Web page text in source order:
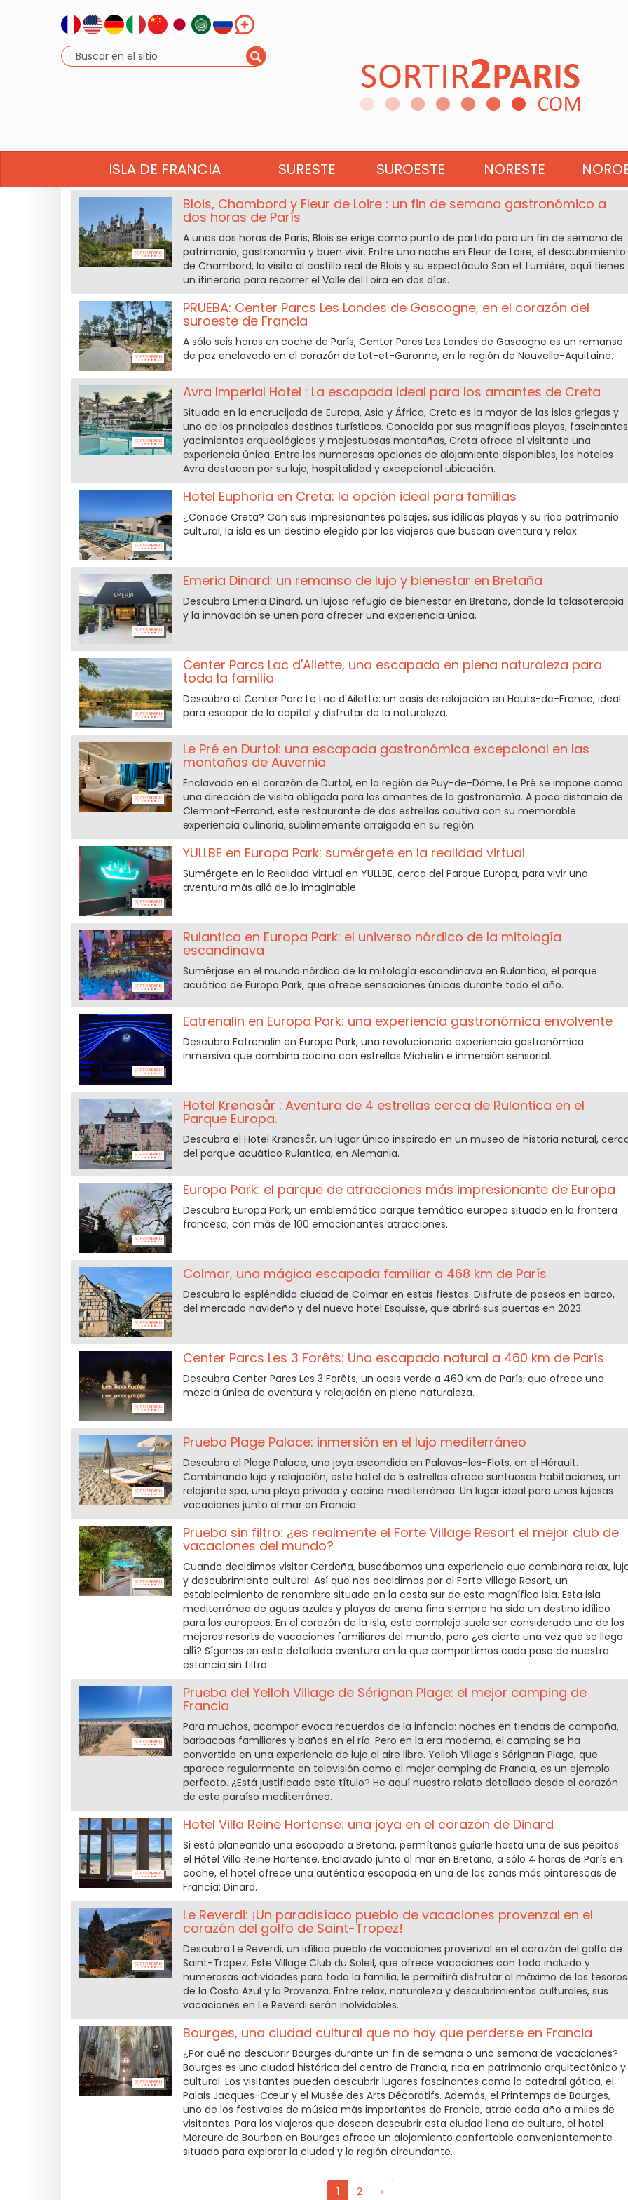
ISLA DE FRANCIA SURESTE SUROESTE NORESTE
PROBADO POR EL EQUIPO EDITORIAL
Blois, Chambord y Fleur de Loire : un fin de semana gastronómico a
dos horas de París
A unas dos horas de París, Blois se erige como punto de partida para un fin de semana de
patrimonio, gastronomía y buen vivir. Entre una noche en Fleur de Loire, el descubrimiento
de Chambord, la visita al castillo real de Blois y su espectáculo Son et Lumière, aquí tienes
un itinerario para recorrer el Valle del Loira en dos días.
PRUEBA: Center Parcs Les Landes de Gascogne, en el corazón del
suroeste de Francia
A sólo seis horas en coche de París, Center Parcs Les Landes de Gascogne es un remanso
de paz enclavado en el corazón de Lot-et-Garonne, en la región de Nouvelle-Aquitaine.
Avra Imperial Hotel : La escapada ideal para los amantes de Creta
Situada en la encrucijada de Europa, Asia y África, Creta es la mayor de las islas griegas y
uno de los principales destinos turísticos. Conocida por sus magníficas playas, fascinantes
yacimientos arqueológicos y majestuosas montañas, Creta ofrece al visitante una
experiencia única. Entre las numerosas opciones de alojamiento disponibles, los hoteles
Avra destacan por su lujo, hospitalidad y excepcional ubicación.
Hotel Euphoria en Creta: la opción ideal para familias
¿Conoce Creta? Con sus impresionantes paisajes, sus idílicas playas y su rico patrimonio
cultural, la isla es un destino elegido por los viajeros que buscan aventura y relax.
Emeria Dinard: un remanso de lujo y bienestar en Bretaña
Descubra Emeria Dinard, un lujoso refugio de bienestar en Bretaña, donde la talasoterapia
y la innovación se unen para ofrecer una experiencia única.
Center Parcs Lac d'Ailette, una escapada en plena naturaleza para
toda la familia
Descubra el Center Parc Le Lac d'Ailette: un oasis de relajación en Hauts-de-France, ideal
para escapar de la capital y disfrutar de la naturaleza.
Le Pré en Durtol: una escapada gastronómica excepcional en las
montañas de Auvernia
Enclavado en el corazón de Durtol, en la región de Puy-de-Dôme, Le Pré se impone como
una dirección de visita obligada para los amantes de la gastronomía. A poca distancia de
Clermont-Ferrand, este restaurante de dos estrellas cautiva con su memorable
experiencia culinaria, sublimemente arraigada en su región.
YULLBE en Europa Park: sumérgete en la realidad virtual
Sumérgete en la Realidad Virtual en YULLBE, cerca del Parque Europa, para vivir una
aventura más allá de lo imaginable.
Rulantica en Europa Park: el universo nórdico de la mitología
escandinava
Sumérjase en el mundo nórdico de la mitología escandinava en Rulantica, el parque
acuático de Europa Park, que ofrece sensaciones únicas durante todo el año.
Eatrenalin en Europa Park: una experiencia gastronómica envolvente
Descubra Eatrenalin en Europa Park, una revolucionaria experiencia gastronómica
inmersiva que combina cocina con estrellas Michelin e inmersión sensorial.
Hotel Krønasår : Aventura de 4 estrellas cerca de Rulantica en el
Parque Europa.
Descubra el Hotel Krønasår, un lugar único inspirado en un museo de historia natural,
del parque acuático Rulantica, en Alemania.
Europa Park: el parque de atracciones más impresionante de Europa
Descubra Europa Park, un emblemático parque temático europeo situado en la frontera
francesa, con más de 100 emocionantes atracciones.
Colmar, una mágica escapada familiar a 468 km de París
Descubra la espléndida ciudad de Colmar en estas fiestas. Disfrute de paseos en barco,
del mercado navideño y del nuevo hotel Esquisse, que abrirá sus puertas en 2023.
Center Parcs Les 3 Forêts: Una escapada natural a 460 km de París
Descubra Center Parcs Les 3 Forêts, un oasis verde a 460 km de París, que ofrece una
mezcla única de aventura y relajación en plena naturaleza.
Prueba Plage Palace: inmersión en el lujo mediterráneo
Descubra el Plage Palace, una joya escondida en Palavas-les-Flots, en el Hérault.
Combinando lujo y relajación, este hotel de 5 estrellas ofrece suntuosas habitaciones, un
relajante spa, una playa privada y cocina mediterránea. Un lugar ideal para unas lujosas
vacaciones junto al mar en Francia.
Prueba sin filtro: ¿es realmente el Forte Village Resort el mejor club de
vacaciones del mundo?
Cuando decidimos visitar Cerdeña, buscábamos una experiencia que combinara relax,
y descubrimiento cultural. Así que nos decidimos por el Forte Village Resort, un
establecimiento de renombre situado en la costa sur de esta magnífica isla. Esta isla
mediterránea de aguas azules y playas de arena fina siempre ha sido un destino idílico
para los europeos. En el corazón de la isla, este complejo suele ser considerado uno de los
mejores resorts de vacaciones familiares del mundo, pero ¿es cierto una vez que se llega
allí? Síganos en esta detallada aventura en la que compartimos cada paso de nuestra
estancia sin filtro.
Prueba del Yelloh Village de Sérignan Plage: el mejor camping de
Francia
Para muchos, acampar evoca recuerdos de la infancia: noches en tiendas de campaña,
barbacoas familiares y baños en el río. Pero en la era moderna, el camping se ha
convertido en una experiencia de lujo al aire libre. Yelloh Village's Sérignan Plage, que
aparece regularmente en televisión como el mejor camping de Francia, es un ejemplo
perfecto. ¿Está justificado este título? He aquí nuestro relato detallado desde el corazón
de este paraíso mediterráneo.
Hotel Villa Reine Hortense: una joya en el corazón de Dinard
Si está planeando una escapada a Bretaña, permítanos guiarle hasta una de sus pepitas:
el Hôtel Villa Reine Hortense. Enclavado junto al mar en Bretaña, a sólo 4 horas de París en
coche, el hotel ofrece una auténtica escapada en una de las zonas más pintorescas de
Francia: Dinard.
Le Reverdi: ¡Un paradisíaco pueblo de vacaciones provenzal en el
corazón del golfo de Saint-Tropez!
Descubra Le Reverdi, un idílico pueblo de vacaciones provenzal en el corazón del golfo de
Saint-Tropez. Este Village Club du Soleil, que ofrece vacaciones con todo incluido y
numerosas actividades para toda la familia, le permitirá disfrutar al máximo de los tesoros
de la Costa Azul y la Provenza. Entre relax, naturaleza y descubrimientos culturales, sus
vacaciones en Le Reverdi serán inolvidables.
Bourges, una ciudad cultural que no hay que perderse en Francia
¿Por qué no descubrir Bourges durante un fin de semana o una semana de vacaciones?
Bourges es una ciudad histórica del centro de Francia, rica en patrimonio arquitectónico y
cultural. Los visitantes pueden descubrir lugares fascinantes como la catedral gótica, el
Palais Jacques-Cœur y el Musée des Arts Décoratifs. Además, el Printemps de Bourges,
uno de los festivales de música más importantes de Francia, atrae cada año a miles de
visitantes. Para los viajeros que deseen descubrir esta ciudad llena de cultura, el hotel
Mercure de Bourbon en Bourges ofrece un alojamiento confortable convenientemente
situado para explorar la ciudad y la región circundante.
1 2 »